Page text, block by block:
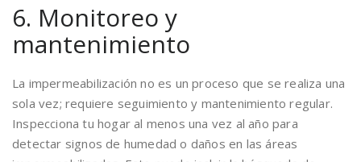
6. Monitoreo y
mantenimiento
La impermeabilización no es un proceso que se realiza una
sola vez; requiere seguimiento y mantenimiento regular.
Inspecciona tu hogar al menos una vez al año para
detectar signos de humedad o daños en las áreas